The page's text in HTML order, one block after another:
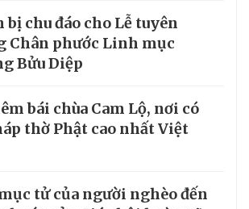
bị chu đáo cho Lễ tuyên
Chân phước Linh mục
Bửu Diệp
bái chùa Cam Lộ, nơi có
thờ Phật cao nhất Việt
tử của người nghèo đến